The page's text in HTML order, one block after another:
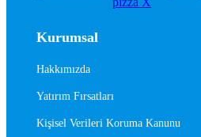
Kurumsal
Hakkımızda
Yatırım Fırsatları
Kişisel Verileri Koruma Kanunu